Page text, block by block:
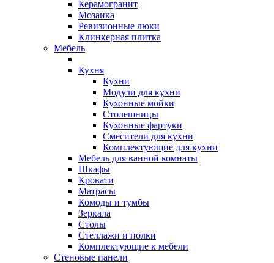
Керамогранит
Мозаика
Ревизионные люки
Клинкерная плитка
Мебель
Кухня
Кухни
Модули для кухни
Кухонные мойки
Столешницы
Кухонные фартуки
Смесители для кухни
Комплектующие для кухни
Мебель для ванной комнаты
Шкафы
Кровати
Матрасы
Комоды и тумбы
Зеркала
Столы
Стеллажи и полки
Комплектующие к мебели
Стеновые панели